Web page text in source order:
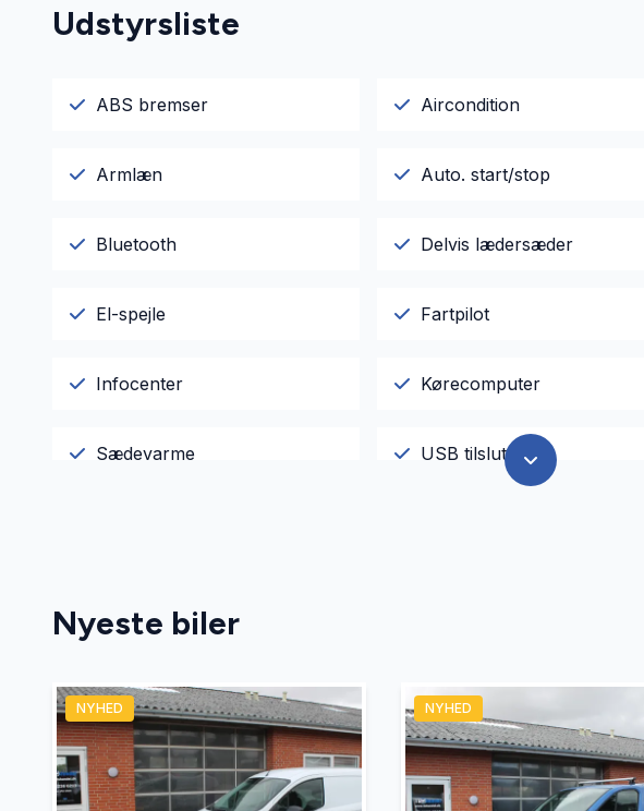
Udstyrsliste
ABS bremser Aircondition
Armlæn Auto. start/stop
Bluetooth Delvis lædersæder
El-spejle Fartpilot
Infocenter Kørecomputer
Sædevarme USB tilslutning
Nyeste biler
NYHED NYHED